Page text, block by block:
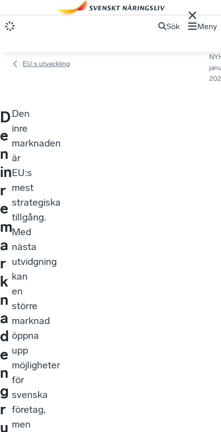
Sök Meny
EU:s utveckling
D
e
n
in
r
e
m
a
r
k
n
a
d
e
n
g
r
u
Den
inre
marknaden
är
EU:s
mest
strategiska
tillgång.
Med
nästa
utvidgning
kan
en
större
marknad
öppna
upp
möjligheter
för
svenska
företag,
men